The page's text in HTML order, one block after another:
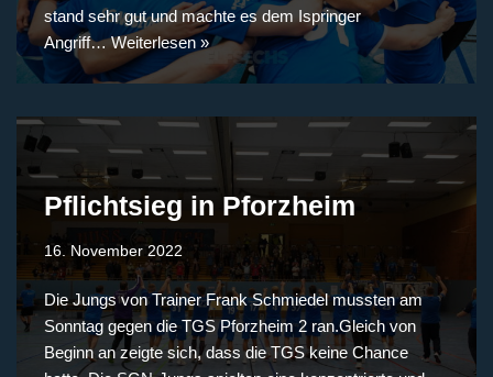
stand sehr gut und machte es dem Ispringer
Angriff…Weiterlesen »
Pflichtsieg in Pforzheim
16. November 2022
Die Jungs von Trainer Frank Schmiedel mussten am
Sonntag gegen die TGS Pforzheim 2 ran.Gleich von
Beginn an zeigte sich, dass die TGS keine Chance